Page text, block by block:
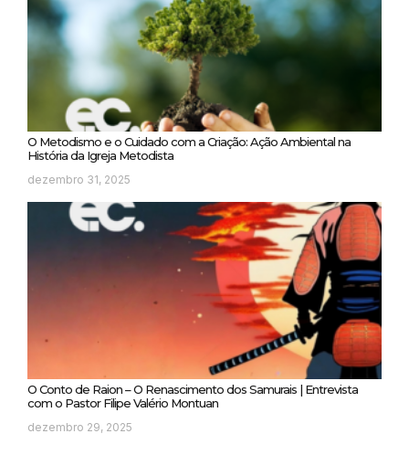
O Metodismo e o Cuidado com a Criação: Ação Ambiental na
História da Igreja Metodista
dezembro 31, 2025
O Conto de Raion – O Renascimento dos Samurais | Entrevista
com o Pastor Filipe Valério Montuan
dezembro 29, 2025